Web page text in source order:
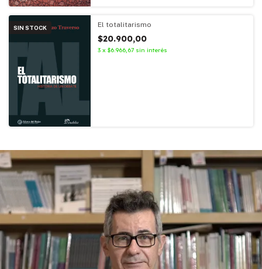
SIN STOCK El totalitarismo
$20.900,00
3 x $6.966,67 sin interés